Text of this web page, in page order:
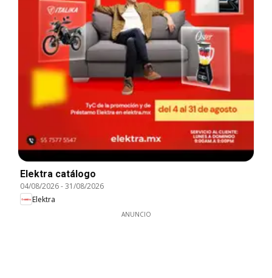
Elektra catálogo
04/08/2026-31/08/2026
Elektra
ANUNCIO